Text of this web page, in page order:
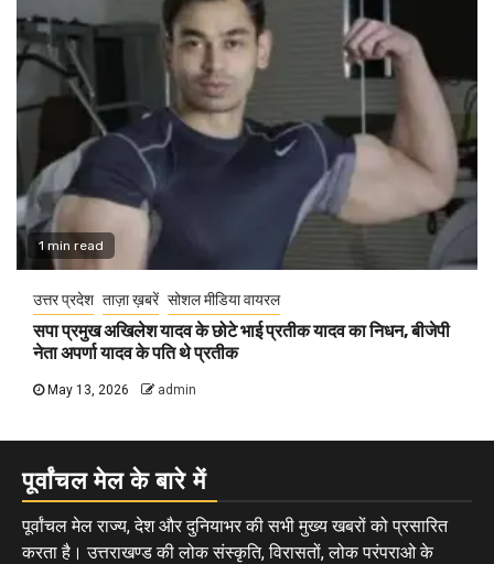
1 min read
उत्तर प्रदेश ताज़ा ख़बरें सोशल मीडिया वायरल
सपा प्रमुख अखिलेश यादव के छोटे भाई प्रतीक यादव का निधन, बीजेपी
नेता अपर्णा यादव के पति थे प्रतीक
May 13, 2026 admin
पूर्वांचल मेल के बारे में
पूर्वांचल मेल राज्य, देश और दुनियाभर की सभी मुख्य खबरों को प्रसारित
करता है। उत्तराखण्ड की लोक संस्कृति, विरासतों, लोक परंपराओ के